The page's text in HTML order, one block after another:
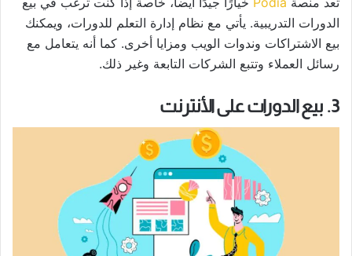
الدورات التدريبية. يأتي مع نظام إدارة التعلم للدورات، ويمكنك
بيع الاشتراكات وندوات الويب ومزايا أخرى. كما أنه يتعامل مع
رسائل العملاء وتتبع الشركات التابعة وغير ذلك.
3. بيع الدورات على الأنترنت